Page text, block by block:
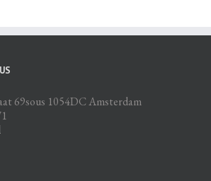
69sous 1054DC Amsterdam